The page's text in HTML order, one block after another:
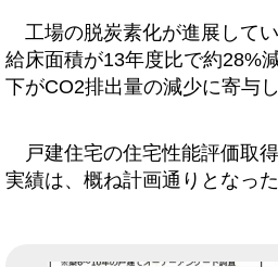
工場の脱炭素化が進展して
給床面積が13年度比で約28%
下がCO2排出量の減少に寄与し
戸建住宅の住宅性能評価取
実績は、概ね計画通りとなった